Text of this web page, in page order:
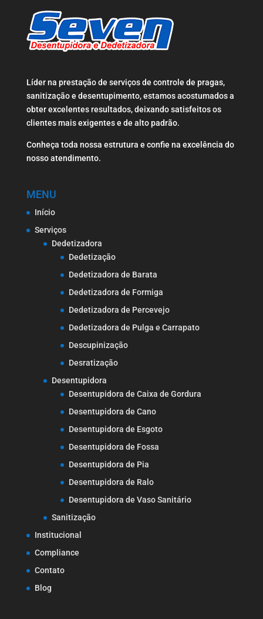
Líder na prestação de serviços de controle de pragas,
sanitização e desentupimento, estamos acostumados a
obter excelentes resultados, deixando satisfeitos os
clientes mais exigentes e de alto padrão.
Conheça toda nossa estrutura e confie na excelência do
nosso atendimento.
MENU
Início
Serviços
Dedetizadora
Dedetização
Dedetizadora de Barata
Dedetizadora de Formiga
Dedetizadora de Percevejo
Dedetizadora de Pulga e Carrapato
Descupinização
Desratização
Desentupidora
Desentupidora de Caixa de Gordura
Desentupidora de Cano
Desentupidora de Esgoto
Desentupidora de Fossa
Desentupidora de Pia
Desentupidora de Ralo
Desentupidora de Vaso Sanitário
Sanitização
Institucional
Compliance
Contato
Blog